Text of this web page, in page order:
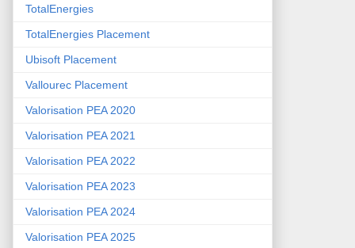
TotalEnergies
TotalEnergies Placement
Ubisoft Placement
Vallourec Placement
Valorisation PEA 2020
Valorisation PEA 2021
Valorisation PEA 2022
Valorisation PEA 2023
Valorisation PEA 2024
Valorisation PEA 2025